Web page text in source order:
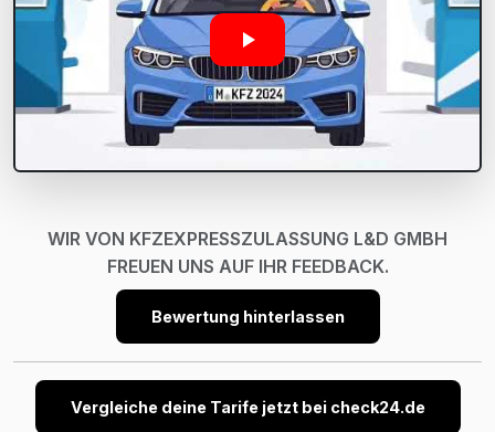
WIR VON KFZEXPRESSZULASSUNG L&D GMBH
FREUEN UNS AUF IHR FEEDBACK.
Bewertung hinterlassen
Vergleiche deine Tarife jetzt bei check24.de